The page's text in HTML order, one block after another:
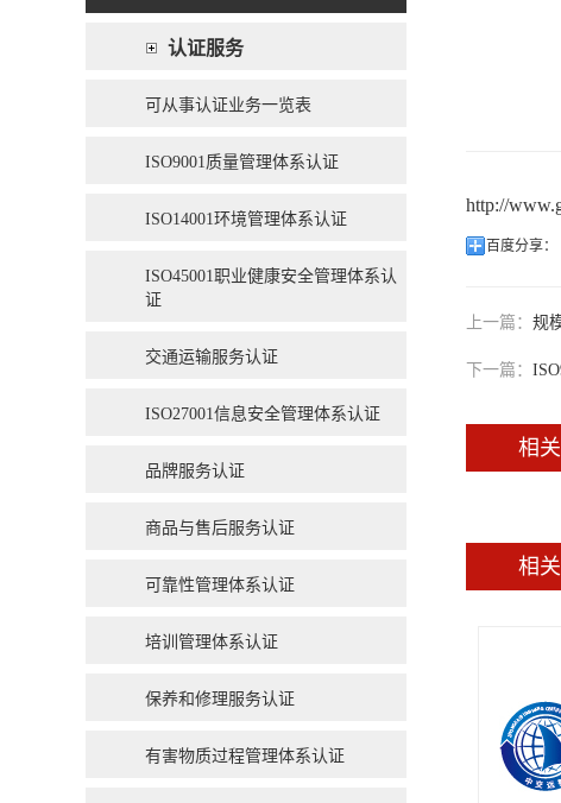
认证服务
可从事认证业务一览表
ISO9001质量管理体系认证
ISO14001环境管理体系认证
ISO45001职业健康安全管理体系认
证
交通运输服务认证
ISO27001信息安全管理体系认证
品牌服务认证
商品与售后服务认证
可靠性管理体系认证
培训管理体系认证
保养和修理服务认证
有害物质过程管理体系认证
http://
百度分享：
上一篇： 规
下一篇：
相
相